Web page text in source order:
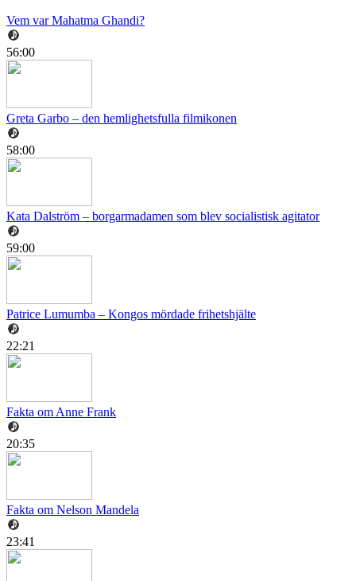
Vem var Mahatma Ghandi?
56:00
Greta Garbo – den hemlighetsfulla filmikonen
58:00
Kata Dalström – borgarmadamen som blev socialistisk agitator
59:00
Patrice Lumumba – Kongos mördade frihetshjälte
22:21
Fakta om Anne Frank
20:35
Fakta om Nelson Mandela
23:41